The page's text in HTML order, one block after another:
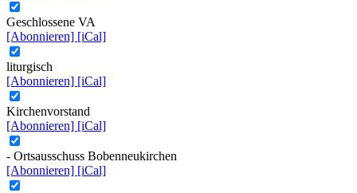
Geschlossene VA
[Abonnieren] [iCal]
liturgisch
[Abonnieren] [iCal]
Kirchenvorstand
[Abonnieren] [iCal]
- Ortsausschuss Bobenneukirchen
[Abonnieren] [iCal]